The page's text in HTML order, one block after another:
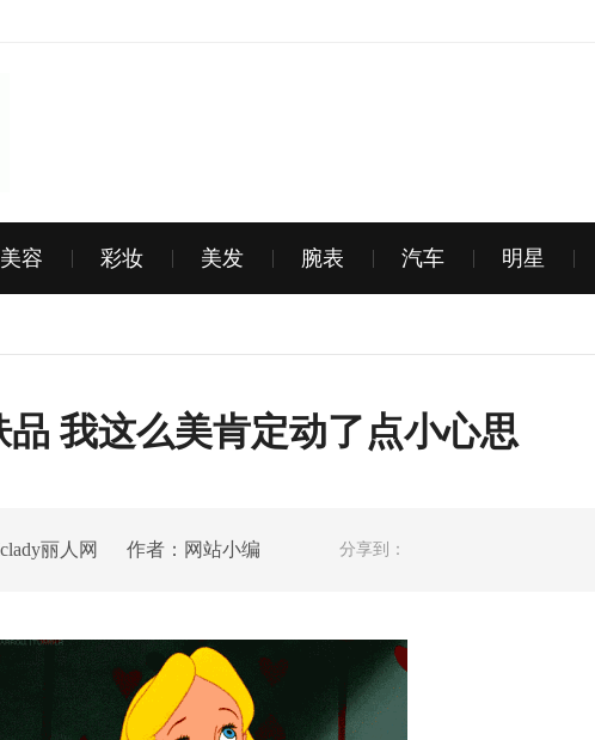
美容 彩妆 美发 腕表 汽车 明星
品 我这么美肯定动了点小心思
丽人网 作者：网站小编 分享到：